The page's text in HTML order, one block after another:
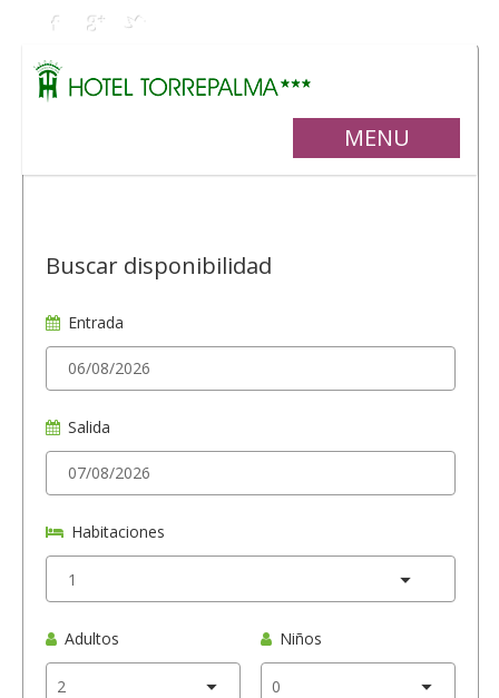
MENU
Buscar disponibilidad
Entrada
Salida
Habitaciones
Adultos Niños